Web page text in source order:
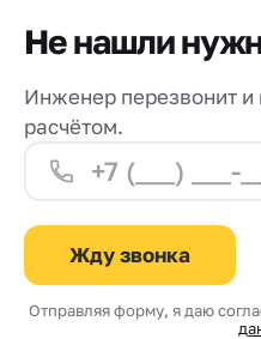
Не нашли
Инженер перезвонит
расчётом.
Жду звонка
Отправляя форму, я даю